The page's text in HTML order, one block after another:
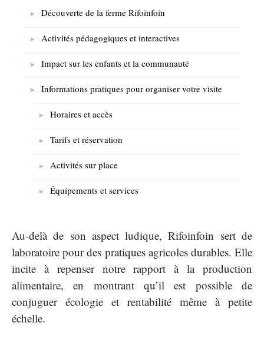
Découverte de la ferme Rifoinfoin
Activités pédagogiques et interactives
Impact sur les enfants et la communauté
Informations pratiques pour organiser votre visite
Horaires et accès
Tarifs et réservation
Activités sur place
Équipements et services
Au-delà de son aspect ludique, Rifoinfoin sert de
laboratoire pour des pratiques agricoles durables. Elle
incite à repenser notre rapport à la production
alimentaire, en montrant qu’il est possible de
conjuguer écologie et rentabilité même à petite
échelle.